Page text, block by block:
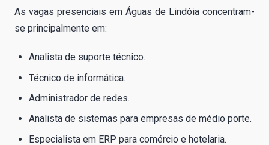
As vagas presenciais em Águas de Lindóia concentram-
se principalmente em:
Analista de suporte técnico.
Técnico de informática.
Administrador de redes.
Analista de sistemas para empresas de médio porte.
Especialista em ERP para comércio e hotelaria.